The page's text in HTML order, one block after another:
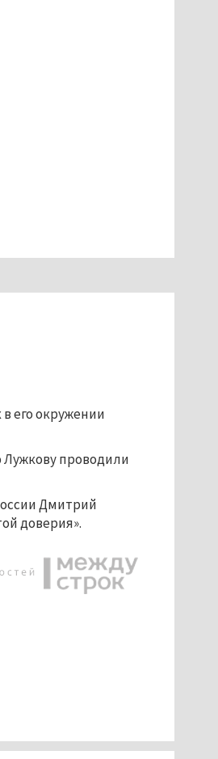
его окружении
проводили
Дмитрий
доверия».